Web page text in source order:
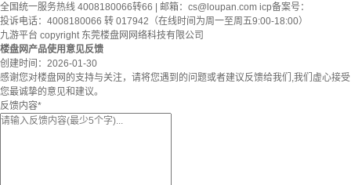
全国统一服务热线 4008180066转66 | 邮箱： cs@loupan.com icp备案号：
投诉电话：4008180066 转 017942（在线时间为周一至周五9:00-18:00）
九游平台 copyright 东莞楼盘网网络科技有限公司
楼盘网产品使用意见反馈
创建时间： 2026-01-30
感谢您对楼盘网的支持与关注，请将您遇到的问题或者建议反馈给我们,我们虚心接受
您最诚挚的意见和建议。
反馈内容*